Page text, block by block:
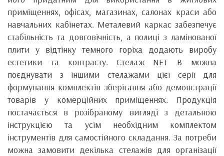
приміщеннях, офісах, магазинах, салонах краси або
навчальних кабінетах. Металевий каркас забезпечує
стабільність та довговічність, а полиці з ламінованої
плити у відтінку темного горіха додають виробу
естетики та контрасту. Стелаж NET B можна
поєднувати з іншими стелажами цієї серії для
формування комплектів зберігання або демонстрації
товарів у комерційних приміщеннях. Продукція
постачається в розібраному вигляді з детальною
інструкцією та усім необхідним комплектом
інструментів для самостійного складання. За потреби
можна замовити декілька стелажів для організації